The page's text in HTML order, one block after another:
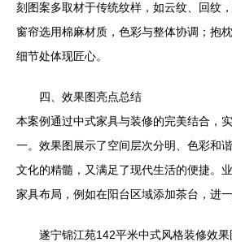
刻图案多取材于传统纹样，如云纹、回纹
窗帘选用棉麻材质，色彩与整体协调；抱
细节处体现匠心。
四、效果图亮点总结
本案例通过中式家具与装修的完美结合，
一。效果图展示了空间层次分明、色彩和
文化的精髓，又满足了现代生活的便捷。
家具布局，例如在阳台区域添加茶台，进
遂宁锦江苑142平米中式风格装修效